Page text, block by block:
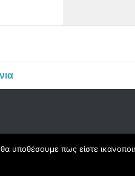
υποθέσουμε πως είστε